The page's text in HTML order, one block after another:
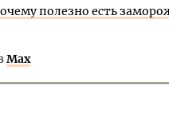
полезно есть
Max